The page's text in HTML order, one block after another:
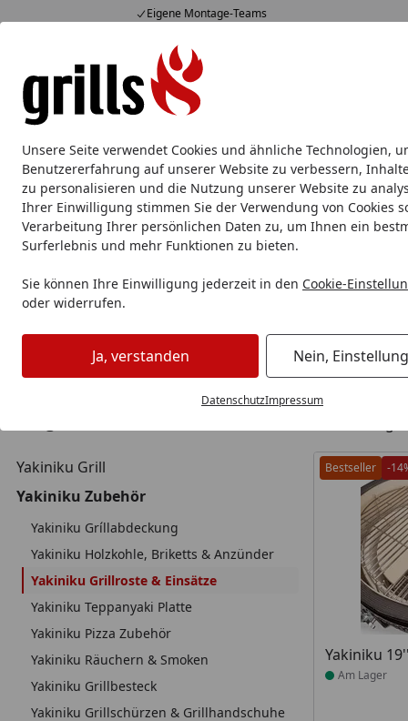
Unsere Seite verwendet Cookies und ähnliche Technologien,
Benutzererfahrung auf unserer Website zu verbessern,
zu personalisieren und die Nutzung unserer Website zu
Ihrer Einwilligung stimmen Sie der Verwendung von Cookies
Verarbeitung Ihrer persönlichen Daten zu, um Ihnen ein
Surferlebnis und mehr Funktionen zu bieten.
Sie können Ihre Einwilligung jederzeit in den Cookie-
oder widerrufen.
Ja, verstanden Nein,
DatenschutzImpressum
Eigene Montage-Teams
Mo-Fr. 8-16 Uhr 15.823 Bewertungen
Alle Produkte
Alle ProdukteMarken
Yakiniku Yakiniku Grill Yakiniku Zubehör
Startseite
Yakiniku Yakiniku Zubehör Yakiniku Grillroste & Einsätze
Yakiniku Grillroste & Einsätze
Ihre Artikelübersicht
Preisspanne Angebote Am Lager
Yakiniku Grill
Yakiniku Zubehör
Yakiniku Gríllabdeckung
Yakiniku Holzkohle, Briketts & Anzünder
Yakiniku Grillroste & Einsätze
Yakiniku Teppanyaki Platte
Yakiniku Pizza Zubehör
Yakiniku Räuchern & Smoken
Yakiniku Grillbesteck
Yakiniku Grillschürzen & Grillhandschuhe
Bestseller -
Yakiniku
Produkt
Am Lager